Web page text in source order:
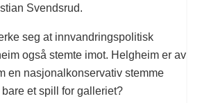
Svendsrud.
seg at innvandringspolitisk
også stemte imot. Helgheim er av
en nasjonalkonservativ stemme
et spill for galleriet?